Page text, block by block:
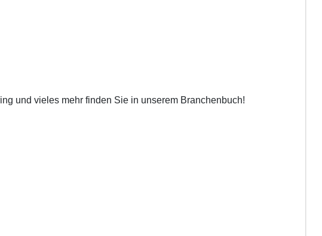
und vieles mehr finden Sie in unserem Branchenbuch!